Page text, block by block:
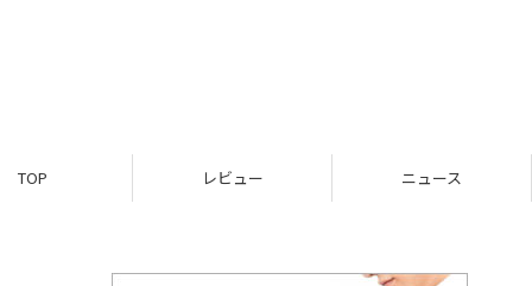
TOP レビュー ニュース